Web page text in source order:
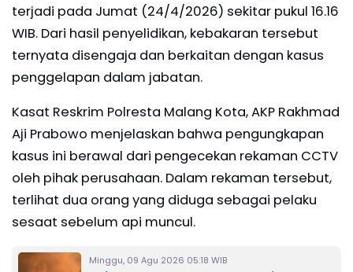
terjadi pada Jumat (24/4/2026) sekitar pukul 16.16
WIB. Dari hasil penyelidikan, kebakaran tersebut
ternyata disengaja dan berkaitan dengan kasus
penggelapan dalam jabatan.
Kasat Reskrim Polresta Malang Kota, AKP Rakhmad
Aji Prabowo menjelaskan bahwa pengungkapan
kasus ini berawal dari pengecekan rekaman CCTV
oleh pihak perusahaan. Dalam rekaman tersebut,
terlihat dua orang yang diduga sebagai pelaku
sesaat sebelum api muncul.
Minggu, 09 Agu 2026 05:18 WIB